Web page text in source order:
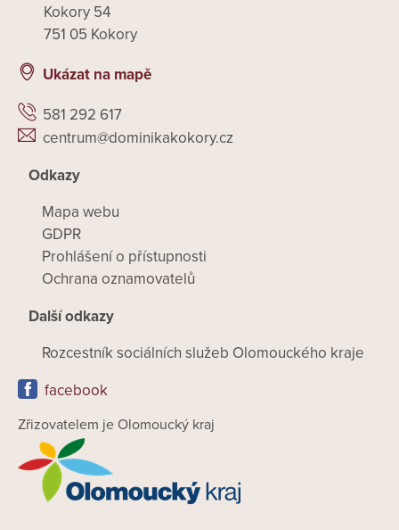
Kokory 54
751 05 Kokory
Ukázat na mapě
581 292 617
centrum@dominikakokory.cz
Odkazy
Mapa webu
GDPR
Prohlášení o přístupnosti
Ochrana oznamovatelů
Další odkazy
Rozcestník sociálních služeb Olomouckého kraje
facebook
Zřizovatelem je Olomoucký kraj